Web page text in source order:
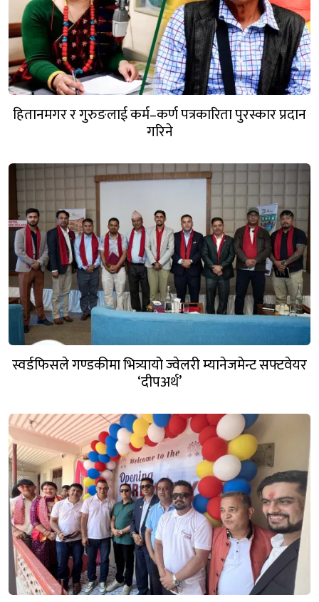
हितानमगर र गुरुङलाई कर्म–कर्ण पत्रकारिता पुरस्कार प्रदान
गरिने
स्वर्डफिसले गण्डकीमा भित्र्यायो ज्वेलरी म्यानेजमेन्ट सफ्टवेयर
‘दीपअर्थ’